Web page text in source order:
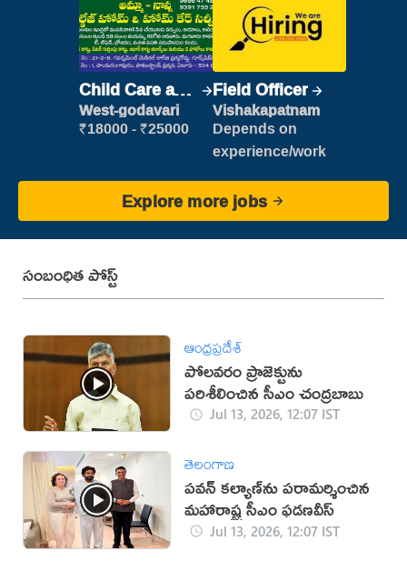
Child Care and
Patient care
West-godavari
₹18000 - ₹25000
Field Officer
Vishakapatnam
Depends on
experience/work
Explore more jobs
సంబంధిత పోస్ట్
ఆంధ్రప్రదేశ్
పోలవరం ప్రాజెక్టును
పరిశీలించిన సీఎం చంద్రబాబు
Jul 13, 2026, 12:07 IST
తెలంగాణ
పవన్ కల్యాణ్‌ను పరామర్శించిన
మహారాష్ట్ర సీఎం ఫడణవీస్
Jul 13, 2026, 12:07 IST